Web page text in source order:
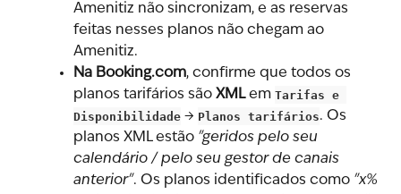
Amenitiz não sincronizam, e as reservas
feitas nesses planos não chegam ao
Amenitiz.
Na Booking.com, confirme que todos os
planos tarifários são XML em Tarifas e
Disponibilidade → Planos tarifários. Os
planos XML estão "geridos pelo seu
calendário / pelo seu gestor de canais
anterior". Os planos identificados como "x%